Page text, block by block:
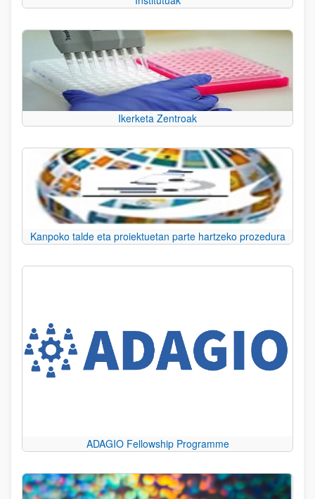
Ikerketa Zentroak
Kanpoko talde eta proiektuetan parte hartzeko prozedura
ADAGIO Fellowship Programme